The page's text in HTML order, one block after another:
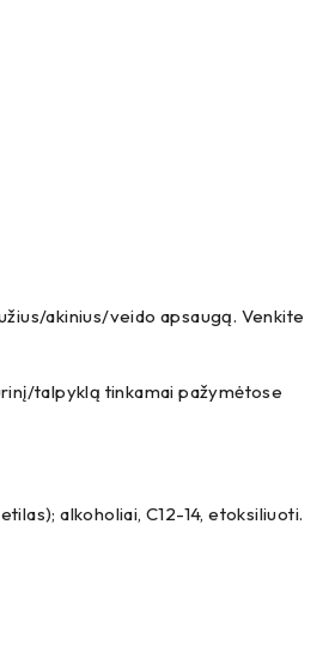
akinius/veido apsaugą. Venkite
talpyklą tinkamai pažymėtose
alkoholiai, C12-14, etoksiliuoti.